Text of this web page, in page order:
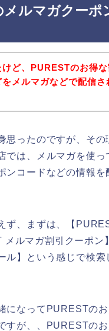
メルマガクーポ
ど、PURESTのお得な
メルマガなどで配信さ
思ったのですが、その
では、メルマガを使っ
ンコードなどの情報を
ず、まずは、【
メルマガ割引クーポン
ル】という感じで検索
になってPURESTの
すが、、PURESTの